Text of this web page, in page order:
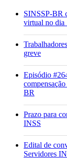
SINSSP-BR
virtual no dia
greve
Episódio
BR
Prazo para
INSS
Edital de
Servidores